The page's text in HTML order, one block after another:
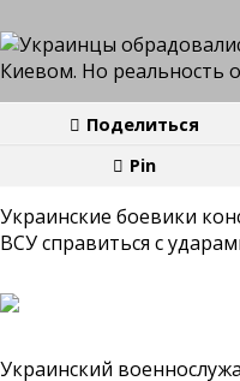
Поделиться
Pin
Украинские боевики
ВСУ справиться с
Украинский